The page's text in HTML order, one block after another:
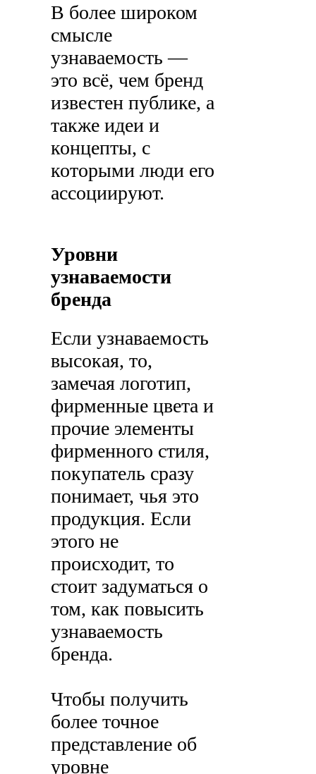
В более широком
смысле
узнаваемость —
это всё, чем бренд
известен публике, а
также идеи и
концепты, с
которыми люди его
ассоциируют.
Уровни
узнаваемости
бренда
Если узнаваемость
высокая, то,
замечая логотип,
фирменные цвета и
прочие элементы
фирменного стиля,
покупатель сразу
понимает, чья это
продукция. Если
этого не
происходит, то
стоит задуматься о
том, как повысить
узнаваемость
бренда.
Чтобы получить
более точное
представление об
уровне